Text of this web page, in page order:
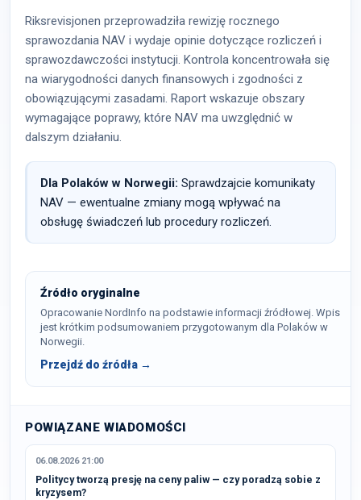
Riksrevisjonen przeprowadziła rewizję rocznego
sprawozdania NAV i wydaje opinie dotyczące rozliczeń i
sprawozdawczości instytucji. Kontrola koncentrowała się
na wiarygodności danych finansowych i zgodności z
obowiązującymi zasadami. Raport wskazuje obszary
wymagające poprawy, które NAV ma uwzględnić w
dalszym działaniu.
Dla Polaków w Norwegii: Sprawdzajcie komunikaty
NAV — ewentualne zmiany mogą wpływać na
obsługę świadczeń lub procedury rozliczeń.
Źródło oryginalne
Opracowanie NordInfo na podstawie informacji źródłowej. Wpis
jest krótkim podsumowaniem przygotowanym dla Polaków w
Norwegii.
Przejdź do źródła →
POWIĄZANE WIADOMOŚCI
06.08.2026 21:00
Politycy tworzą presję na ceny paliw — czy poradzą sobie z
kryzysem?